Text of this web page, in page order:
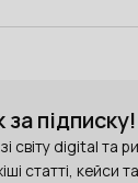
підписку!
світу digital та
статті, кейси